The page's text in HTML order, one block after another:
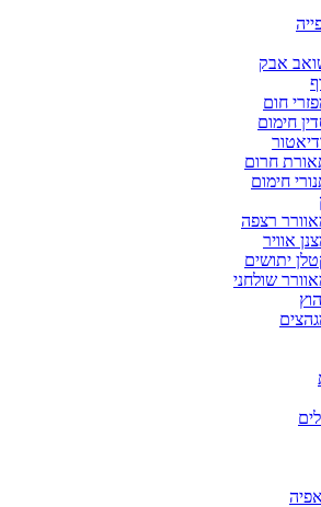
אבק
חום
חימום
חרום
חימום
רצפה
אוויר
יתושים
שולחני